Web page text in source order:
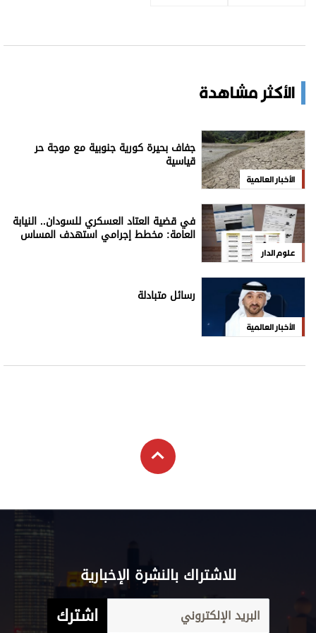
الأكثر مشاهدة
الأخبار العالمية
جفاف بحيرة كورية جنوبية مع موجة حر
قياسية
علوم الدار
في قضية العتاد العسكري للسودان.. النيابة
العامة: مخطط إجرامي استهدف المساس
الأخبار العالمية
رسائل متبادلة
للاشتراك بالنشرة الإخبارية
اشترك